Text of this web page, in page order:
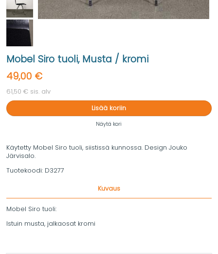
Mobel Siro tuoli, Musta / kromi
49,00 €
61,50 € sis. alv
Lisää koriin
Näytä kori
Käytetty Mobel Siro tuoli, siistissä kunnossa. Design Jouko
Järvisalo.
Tuotekoodi: D3277
Kuvaus
Mobel Siro tuoli:
Istuin musta, jalkaosat kromi